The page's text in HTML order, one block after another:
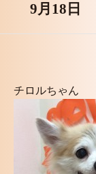
9月18日
チロルちゃん